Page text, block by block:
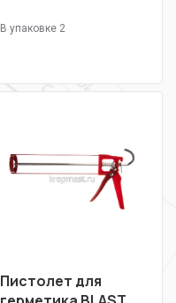
В упаковке 2
Пистолет для